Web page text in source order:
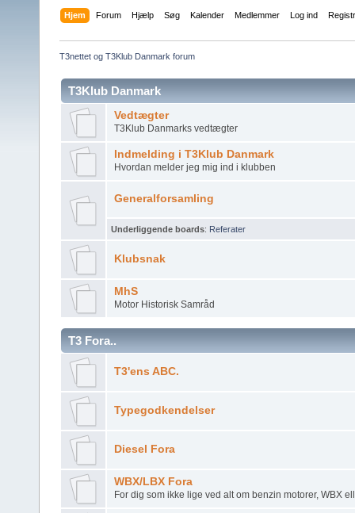
Hjem Forum Hjælp Søg Kalender Medlemmer Log ind
T3nettet og T3Klub Danmark forum
T3Klub Danmark
Vedtægter
T3Klub Danmarks vedtægter
Indmelding i T3Klub Danmark
Hvordan melder jeg mig ind i klubben
Generalforsamling
Underliggende boards: Referater
Klubsnak
MhS
Motor Historisk Samråd
T3 Fora..
T3'ens ABC.
Typegodkendelser
Diesel Fora
WBX/LBX Fora
For dig som ikke lige ved alt om benzin motorer, WBX